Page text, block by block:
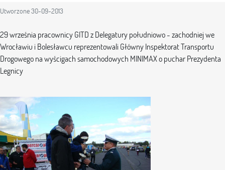
Utworzone 30-09-2013
29 września pracownicy GITD z Delegatury południowo - zachodniej we
Wrocławiu i Bolesławcu reprezentowali Główny Inspektorat Transportu
Drogowego na wyścigach samochodowych MINIMAX o puchar Prezydenta
Legnicy